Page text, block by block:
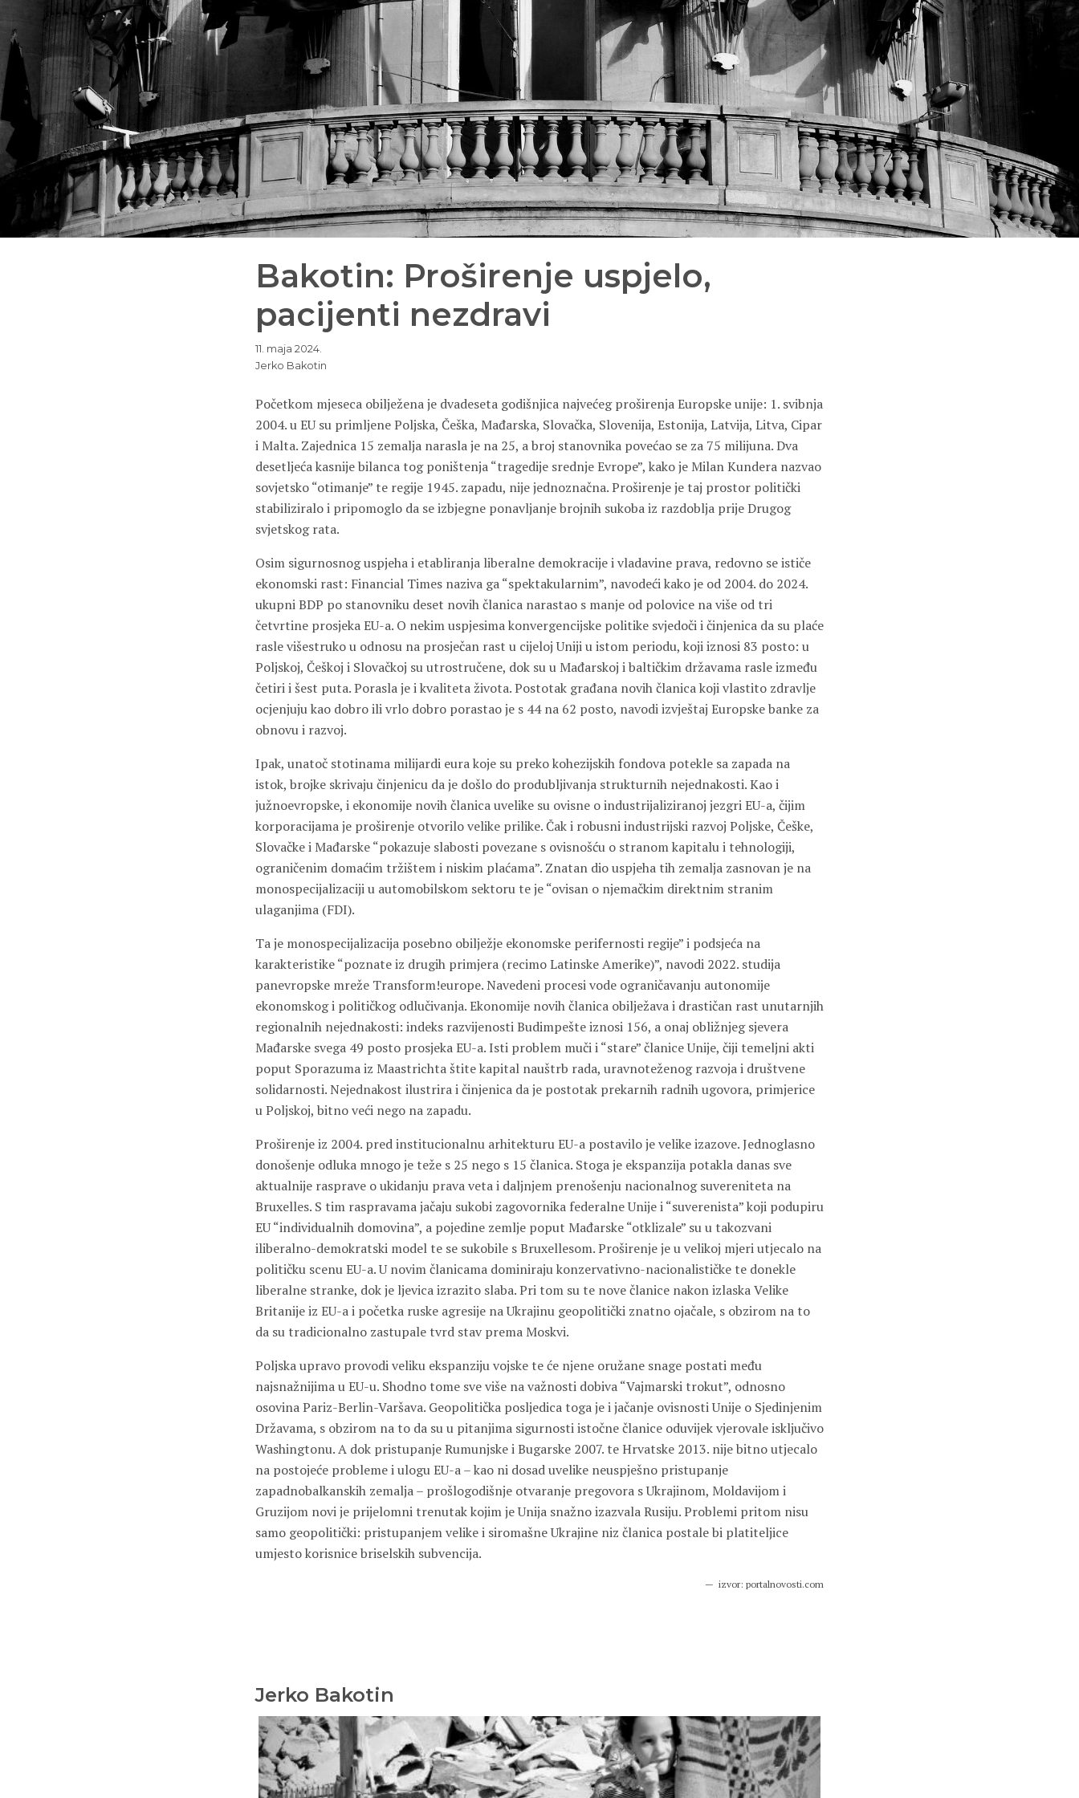
Bakotin: Proširenje uspjelo,
pacijenti nezdravi
11. maja 2024.
Jerko Bakotin
Početkom mjeseca obilježena je dvadeseta godišnjica najvećeg proširenja Europske unije: 1. svibnja
2004. u EU su primljene Poljska, Češka, Mađarska, Slovačka, Slovenija, Estonija, Latvija, Litva, Cipar
i Malta. Zajednica 15 zemalja narasla je na 25, a broj stanovnika povećao se za 75 milijuna. Dva
desetljeća kasnije bilanca tog poništenja “tragedije srednje Evrope”, kako je Milan Kundera nazvao
sovjetsko “otimanje” te regije 1945. zapadu, nije jednoznačna. Proširenje je taj prostor politički
stabiliziralo i pripomoglo da se izbjegne ponavljanje brojnih sukoba iz razdoblja prije Drugog
svjetskog rata.
Osim sigurnosnog uspjeha i etabliranja liberalne demokracije i vladavine prava, redovno se ističe
ekonomski rast: Financial Times naziva ga “spektakularnim”, navodeći kako je od 2004. do 2024.
ukupni BDP po stanovniku deset novih članica narastao s manje od polovice na više od tri
četvrtine prosjeka EU-a. O nekim uspjesima konvergencijske politike svjedoči i činjenica da su plaće
rasle višestruko u odnosu na prosječan rast u cijeloj Uniji u istom periodu, koji iznosi 83 posto: u
Poljskoj, Češkoj i Slovačkoj su utrostručene, dok su u Mađarskoj i baltičkim državama rasle između
četiri i šest puta. Porasla je i kvaliteta života. Postotak građana novih članica koji vlastito zdravlje
ocjenjuju kao dobro ili vrlo dobro porastao je s 44 na 62 posto, navodi izvještaj Europske banke za
obnovu i razvoj.
Ipak, unatoč stotinama milijardi eura koje su preko kohezijskih fondova potekle sa zapada na
istok, brojke skrivaju činjenicu da je došlo do produbljivanja strukturnih nejednakosti. Kao i
južnoevropske, i ekonomije novih članica uvelike su ovisne o industrijaliziranoj jezgri EU-a, čijim
korporacijama je proširenje otvorilo velike prilike. Čak i robusni industrijski razvoj Poljske, Češke,
Slovačke i Mađarske “pokazuje slabosti povezane s ovisnošću o stranom kapitalu i tehnologiji,
ograničenim domaćim tržištem i niskim plaćama”. Znatan dio uspjeha tih zemalja zasnovan je na
monospecijalizaciji u automobilskom sektoru te je “ovisan o njemačkim direktnim stranim
ulaganjima (FDI).
Ta je monospecijalizacija posebno obilježje ekonomske perifernosti regije” i podsjeća na
karakteristike “poznate iz drugih primjera (recimo Latinske Amerike)”, navodi 2022. studija
panevropske mreže Transform!europe. Navedeni procesi vode ograničavanju autonomije
ekonomskog i političkog odlučivanja. Ekonomije novih članica obilježava i drastičan rast unutarnjih
regionalnih nejednakosti: indeks razvijenosti Budimpešte iznosi 156, a onaj obližnjeg sjevera
Mađarske svega 49 posto prosjeka EU-a. Isti problem muči i “stare” članice Unije, čiji temeljni akti
poput Sporazuma iz Maastrichta štite kapital nauštrb rada, uravnoteženog razvoja i društvene
solidarnosti. Nejednakost ilustrira i činjenica da je postotak prekarnih radnih ugovora, primjerice
u Poljskoj, bitno veći nego na zapadu.
Proširenje iz 2004. pred institucionalnu arhitekturu EU-a postavilo je velike izazove. Jednoglasno
donošenje odluka mnogo je teže s 25 nego s 15 članica. Stoga je ekspanzija potakla danas sve
aktualnije rasprave o ukidanju prava veta i daljnjem prenošenju nacionalnog suvereniteta na
Bruxelles. S tim raspravama jačaju sukobi zagovornika federalne Unije i “suverenista” koji podupiru
EU “individualnih domovina”, a pojedine zemlje poput Mađarske “otklizale” su u takozvani
iliberalno-demokratski model te se sukobile s Bruxellesom. Proširenje je u velikoj mjeri utjecalo na
političku scenu EU-a. U novim članicama dominiraju konzervativno-nacionalističke te donekle
liberalne stranke, dok je ljevica izrazito slaba. Pri tom su te nove članice nakon izlaska Velike
Britanije iz EU-a i početka ruske agresije na Ukrajinu geopolitički znatno ojačale, s obzirom na to
da su tradicionalno zastupale tvrd stav prema Moskvi.
Poljska upravo provodi veliku ekspanziju vojske te će njene oružane snage postati među
najsnažnijima u EU-u. Shodno tome sve više na važnosti dobiva “Vajmarski trokut”, odnosno
osovina Pariz-Berlin-Varšava. Geopolitička posljedica toga je i jačanje ovisnosti Unije o Sjedinjenim
Državama, s obzirom na to da su u pitanjima sigurnosti istočne članice oduvijek vjerovale isključivo
Washingtonu. A dok pristupanje Rumunjske i Bugarske 2007. te Hrvatske 2013. nije bitno utjecalo
na postojeće probleme i ulogu EU-a – kao ni dosad uvelike neuspješno pristupanje
zapadnobalkanskih zemalja – prošlogodišnje otvaranje pregovora s Ukrajinom, Moldavijom i
Gruzijom novi je prijelomni trenutak kojim je Unija snažno izazvala Rusiju. Problemi pritom nisu
samo geopolitički: pristupanjem velike i siromašne Ukrajine niz članica postale bi platiteljice
umjesto korisnice briselskih subvencija.
izvor: portalnovosti.com
Jerko Bakotin